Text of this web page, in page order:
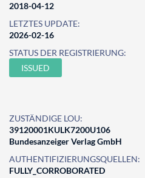
2018-04-12
LETZTES UPDATE:
2026-02-16
STATUS DER REGISTRIERUNG:
ISSUED
ZUSTÄNDIGE LOU:
39120001KULK7200U106
Bundesanzeiger Verlag GmbH
AUTHENTIFIZIERUNGSQUELLEN:
FULLY_CORROBORATED